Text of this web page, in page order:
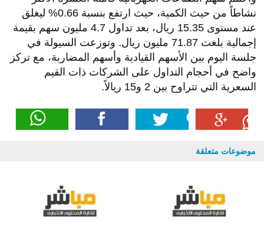
نشاطاً من حيث الكمية، حيث ارتفع بنسبة 0.66% ليغلق
عند مستوى 15.35 ريال، بعد تداول 4.7 مليون سهم بقيمة
إجمالية بلغت 71.87 مليون ريال. وتوزعت السيولة في
جلسة اليوم بين الأسهم القيادية وأسهم المضاربة، مع تركز
واضح في أحجام التداول على الشركات ذات القيم
السعرية التي تتراوح بين 2 و15 ريالاً.
موضوعات متعلقة